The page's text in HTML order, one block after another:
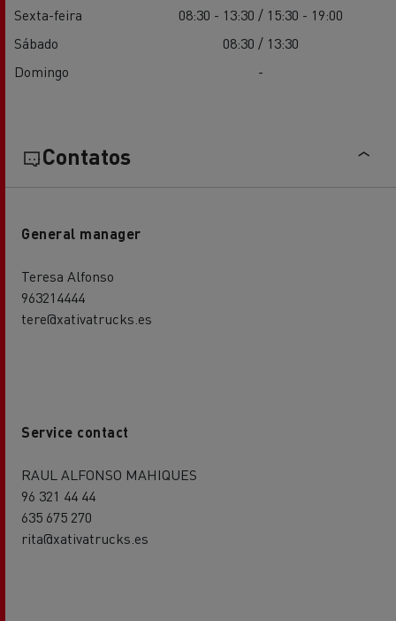
Sexta-feira
08:30 - 13:30 / 15:30 - 19:00
Sábado
08:30 / 13:30
Domingo
-
Contatos
General manager
Teresa Alfonso
963214444
tere@xativatrucks.es
Service contact
RAUL ALFONSO MAHIQUES
96 321 44 44
635 675 270
rita@xativatrucks.es